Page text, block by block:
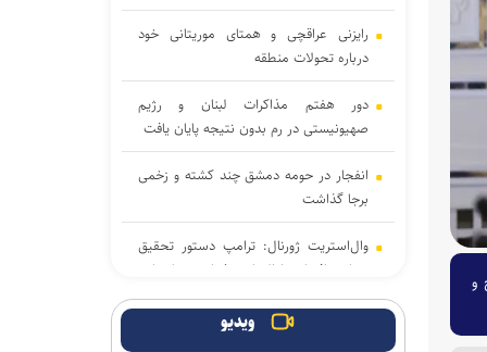
و
رایزنی عراقچی و همتای موریتانی خود
درباره تحولات منطقه
دور هفتم مذاکرات لبنان و رژیم
صهیونیستی در رم بدون نتیجه پایان یافت
انفجار در حومه دمشق چند کشته و زخمی
برجا گذاشت
وال‌استریت ژورنال: ترامپ دستور تحقیق
درباره افشای اطلاعات ذخایر تسلیحاتی
آمریکا را صادر کرد
ویدیو